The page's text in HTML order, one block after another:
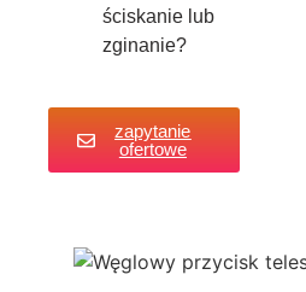
ściskanie lub
zginanie?
zapytanie
ofertowe